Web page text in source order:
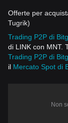
Offerte per
Tugrik)
Trading P2P di
di LINK con MNT.
Trading P2P di
il Mercato Spot di
Non